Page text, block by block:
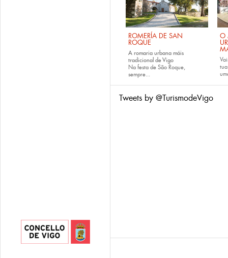
ROMERÍA DE SAN
ROQUE
A romaria urbana máis
tradicional de Vigo
Na festa de São Roque,
sempre...
O
Tweets by @TurismodeVigo